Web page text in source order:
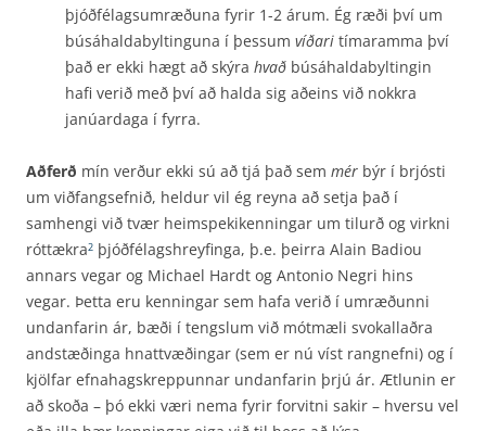
þjóðfélagsumræðuna fyrir 1-2 árum. Ég ræði því um
búsáhaldabyltinguna í þessum víðari tímaramma því
það er ekki hægt að skýra hvað búsáhaldabyltingin
hafi verið með því að halda sig aðeins við nokkra
janúardaga í fyrra.
Aðferð mín verður ekki sú að tjá það sem mér býr í brjósti
um viðfangsefnið, heldur vil ég reyna að setja það í
samhengi við tvær heimspekikenningar um tilurð og virkni
róttækra2 þjóðfélags­hreyfinga, þ.e. þeirra Alain Badiou
annars vegar og Michael Hardt og Antonio Negri hins
vegar. Þetta eru kenningar sem hafa verið í umræðunni
undanfarin ár, bæði í tengslum við mótmæli svokallaðra
andstæðinga hnattvæðingar (sem er nú víst rangnefni) og í
kjölfar efnahags­kreppunnar undanfarin þrjú ár. Ætlunin er
að skoða – þó ekki væri nema fyrir forvitni sakir – hversu vel